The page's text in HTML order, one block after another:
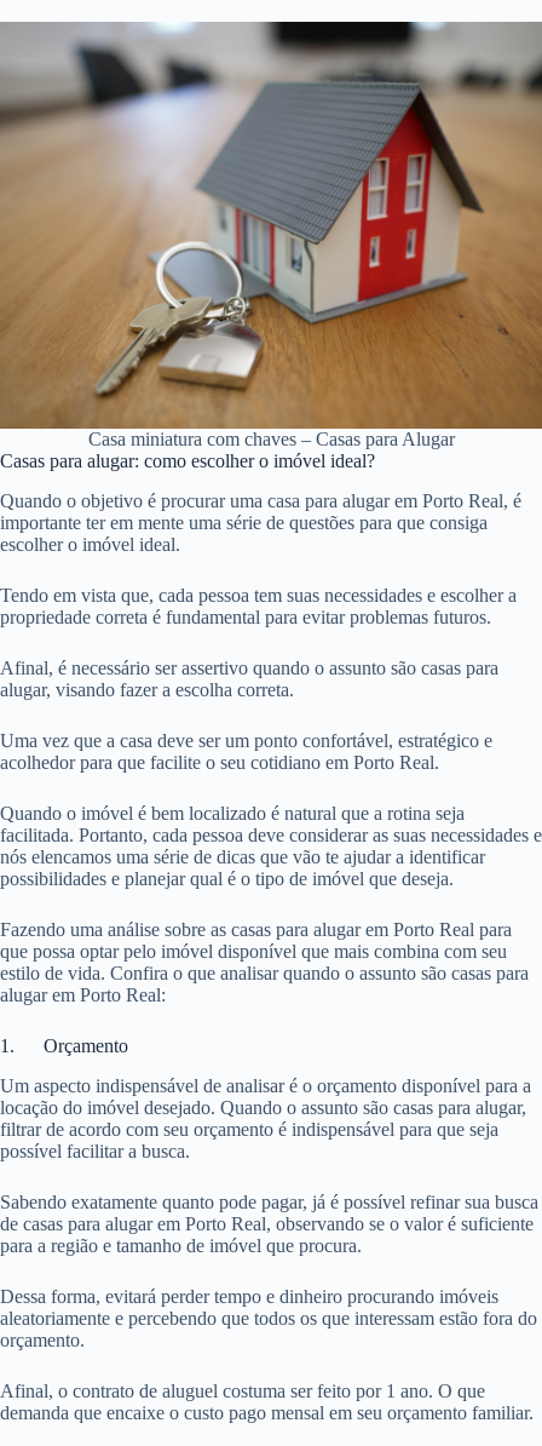
Casa miniatura com chaves – Casas para Alugar
Casas para alugar: como escolher o imóvel ideal?
Quando o objetivo é procurar uma casa para alugar em Porto Real, é
importante ter em mente uma série de questões para que consiga
escolher o imóvel ideal.
Tendo em vista que, cada pessoa tem suas necessidades e escolher a
propriedade correta é fundamental para evitar problemas futuros.
Afinal, é necessário ser assertivo quando o assunto são casas para
alugar, visando fazer a escolha correta.
Uma vez que a casa deve ser um ponto confortável, estratégico e
acolhedor para que facilite o seu cotidiano em Porto Real.
Quando o imóvel é bem localizado é natural que a rotina seja
facilitada. Portanto, cada pessoa deve considerar as suas necessidades e
nós elencamos uma série de dicas que vão te ajudar a identificar
possibilidades e planejar qual é o tipo de imóvel que deseja.
Fazendo uma análise sobre as casas para alugar em Porto Real para
que possa optar pelo imóvel disponível que mais combina com seu
estilo de vida. Confira o que analisar quando o assunto são casas para
alugar em Porto Real:
1. Orçamento
Um aspecto indispensável de analisar é o orçamento disponível para a
locação do imóvel desejado. Quando o assunto são casas para alugar,
filtrar de acordo com seu orçamento é indispensável para que seja
possível facilitar a busca.
Sabendo exatamente quanto pode pagar, já é possível refinar sua busca
de casas para alugar em Porto Real, observando se o valor é suficiente
para a região e tamanho de imóvel que procura.
Dessa forma, evitará perder tempo e dinheiro procurando imóveis
aleatoriamente e percebendo que todos os que interessam estão fora do
orçamento.
Afinal, o contrato de aluguel costuma ser feito por 1 ano. O que
demanda que encaixe o custo pago mensal em seu orçamento familiar.